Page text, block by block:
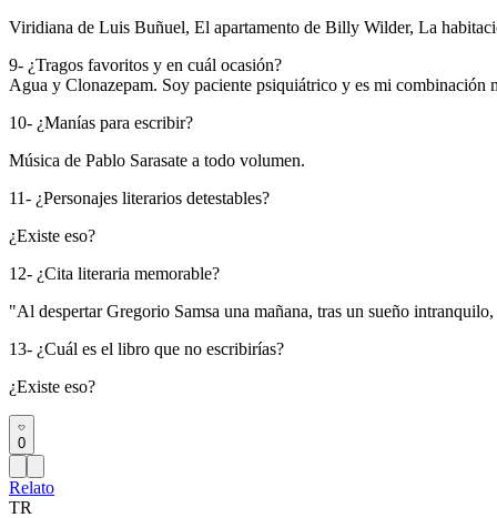
Viridiana de Luis Buñuel, El apartamento de Billy Wilder, La
9- ¿Tragos favoritos y en cuál ocasión?
Agua y Clonazepam. Soy paciente psiquiátrico y es mi combinación
10- ¿Manías para escribir?
Música de Pablo Sarasate a todo volumen.
11- ¿Personajes literarios detestables?
¿Existe eso?
12- ¿Cita literaria memorable?
"Al despertar Gregorio Samsa una mañana, tras un sueño
13- ¿Cuál es el libro que no escribirías?
¿Existe eso?
0
Relato
TR